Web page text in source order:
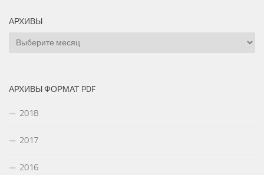
АРХИВЫ
Архивы
АРХИВЫ ФОРМАТ PDF
2018
2017
2016